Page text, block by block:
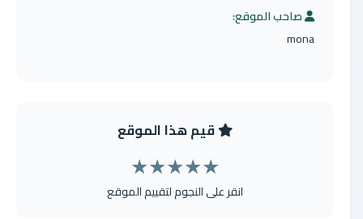
صاحب الموقع:
mona
قيم هذا الموقع
★
★
★
★
★
انقر على النجوم لتقييم الموقع